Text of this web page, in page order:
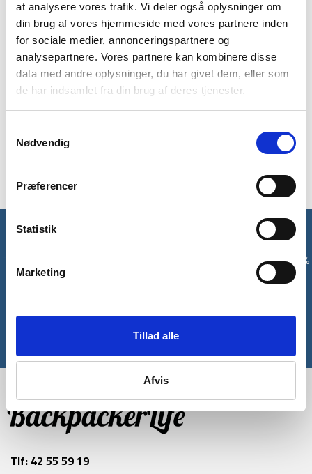
at analysere vores trafik. Vi deler også oplysninger om
din brug af vores hjemmeside med vores partnere inden
for sociale medier, annonceringspartnere og
analysepartnere. Vores partnere kan kombinere disse
data med andre oplysninger, du har givet dem, eller som
de har indsamlet fra din brug af deres tjenester.
Nødvendig
Præferencer
Statistik
Marketing
Tillad alle
Afvis
BRAND
FAQ
Sherpa full-zip fleecetrøje fra Treklife. Sherpa er en dejlig varm
fleecetrøje i 420g/m2 fleece. Fleecetrøjen har 2 sidelommer
med lynlås og en full-zip lynlås.
Den er designet i 100% sherpa fleece polyester og er
fantastisk til de koldere ture i naturen.
Sherpa kommer i en smart grøn og sort farve og giver dig
Tilmeld dig vores nyhedsbrev og modtag med det samme en 10%
Tilmeld
Tlf: 42 55 59 19